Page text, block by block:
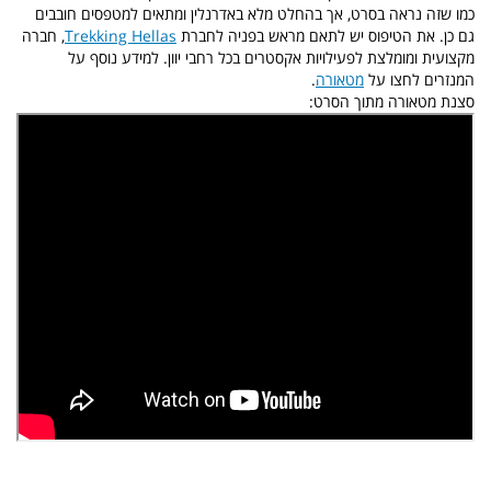
כמו שזה נראה בסרט, אך בהחלט מלא באדרנלין ומתאים למטפסים חובבים
גם כן. את הטיפוס יש לתאם מראש בפניה לחברת Trekking Hellas, חברה
מקצועית ומומלצת לפעילויות אקסטרים בכל רחבי יוון. למידע נוסף על
המנזרים לחצו על מטאורה.
סצנת מטאורה מתוך הסרט: